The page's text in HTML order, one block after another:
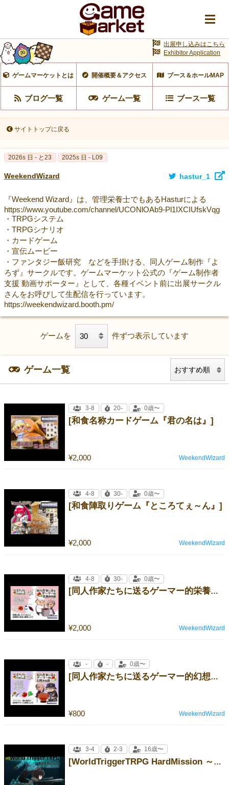
ゲームマーケットとは 開催概要＆アクセス ブース＆ホールMAP
ブログ一覧 ゲーム一覧 ブース一覧
出展申し込みはこちら
Exhibitor Application
サイトトップに戻る
2026s 日 - と23 2025s 日 - L09
WeekendWizard hastur_1
『Weekend Wizard』は、管理栄養士でもあるHasturによる
https://www.youtube.com/channel/UCONlOAb9-Pl1IXCIUfskVqg
・TRPGシステム
・TRPGシナリオ
・カードゲーム
・宣伝ムービー
・ファンタジー飯研究 などを手掛ける、同人ゲーム制作『よ
ろず』サークルです。ゲームマーケット公式の『ゲーム制作者
支援 動画サポーター』として、各種イベント前に出展サークル
さんをお呼びして生配信を行っています。
https://weekendwizard.booth.pm/
ゲームを 件ずつ表示しています
ゲーム一覧
[和食名称カードゲーム『君の名は』]
¥2,000
3-8 20- 0歳〜
WeekendWizard
[和食陣取りゲーム『ところてぇ～ん』]
¥2,000
4-8 30- 0歳〜
WeekendWizard
[同人作家たちに送るゲーマー的栄養指導論]
¥2,000
4-8 30- 0歳〜
WeekendWizard
[同人作家たちに送るゲーマー的幻想食品論]
¥800
- - 0歳〜
WeekendWizard
[WorldTriggerTRPG HardMission ～キミもボーダー隊員になろう！～]
3-4 2-3 16歳〜